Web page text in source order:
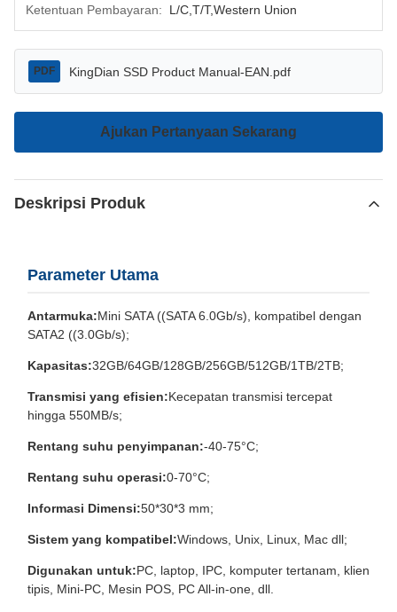
Ketentuan Pembayaran: L/C,T/T,Western Union
PDF KingDian SSD Product Manual-EAN.pdf
Ajukan Pertanyaan Sekarang
Deskripsi Produk
Parameter Utama
Antarmuka:Mini SATA ((SATA 6.0Gb/s), kompatibel dengan
SATA2 ((3.0Gb/s);
Kapasitas:32GB/64GB/128GB/256GB/512GB/1TB/2TB;
Transmisi yang efisien:Kecepatan transmisi tercepat
hingga 550MB/s;
Rentang suhu penyimpanan:-40-75°C;
Rentang suhu operasi:0-70°C;
Informasi Dimensi:50*30*3 mm;
Sistem yang kompatibel:Windows, Unix, Linux, Mac dll;
Digunakan untuk:PC, laptop, IPC, komputer tertanam, klien
tipis, Mini-PC, Mesin POS, PC All-in-one, dll.